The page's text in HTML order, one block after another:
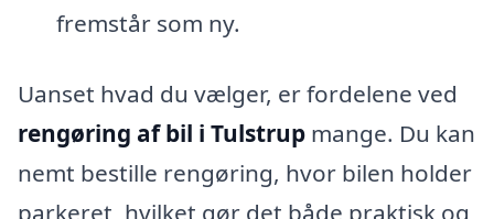
fremstår som ny.
Uanset hvad du vælger, er fordelene ved
rengøring af bil i Tulstrup mange. Du kan
nemt bestille rengøring, hvor bilen holder
parkeret, hvilket gør det både praktisk og